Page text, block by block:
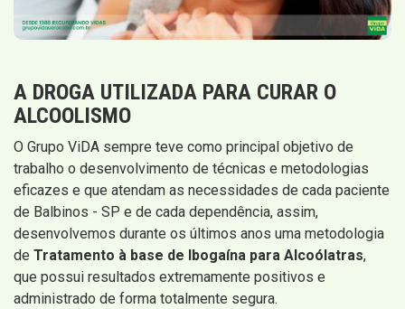
A DROGA UTILIZADA PARA CURAR O
ALCOOLISMO
O Grupo ViDA sempre teve como principal objetivo de
trabalho o desenvolvimento de técnicas e metodologias
eficazes e que atendam as necessidades de cada paciente
de Balbinos - SP e de cada dependência, assim,
desenvolvemos durante os últimos anos uma metodologia
de Tratamento à base de Ibogaína para Alcoólatras,
que possui resultados extremamente positivos e
administrado de forma totalmente segura.